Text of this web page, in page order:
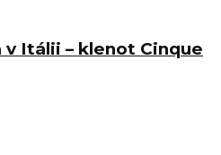
Itálii – klenot Cinque